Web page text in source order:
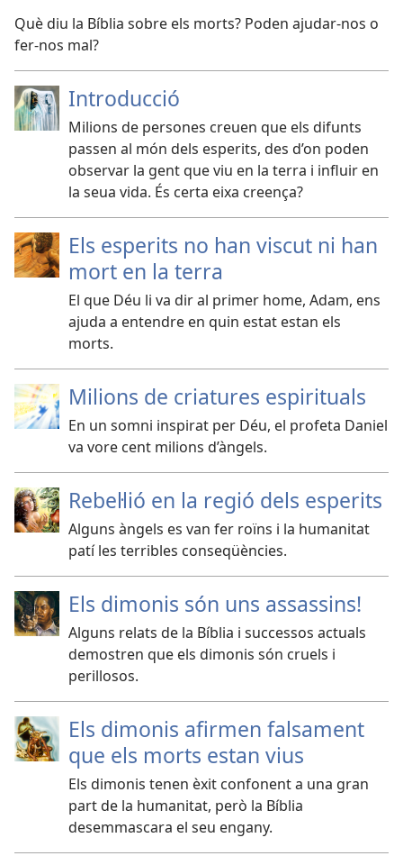
Què diu la Bíblia sobre els morts? Poden ajudar-nos o
fer-nos mal?
Introducció
Milions de persones creuen que els difunts
passen al món dels esperits, des d’on poden
observar la gent que viu en la terra i influir en
la seua vida. És certa eixa creença?
Els esperits no han viscut ni han
mort en la terra
El que Déu li va dir al primer home, Adam, ens
ajuda a entendre en quin estat estan els
morts.
Milions de criatures espirituals
En un somni inspirat per Déu, el profeta Daniel
va vore cent milions d’àngels.
Rebeŀlió en la regió dels esperits
Alguns àngels es van fer roïns i la humanitat
patí les terribles conseqüències.
Els dimonis són uns assassins!
Alguns relats de la Bíblia i successos actuals
demostren que els dimonis són cruels i
perillosos.
Els dimonis afirmen falsament
que els morts estan vius
Els dimonis tenen èxit confonent a una gran
part de la humanitat, però la Bíblia
desemmascara el seu engany.